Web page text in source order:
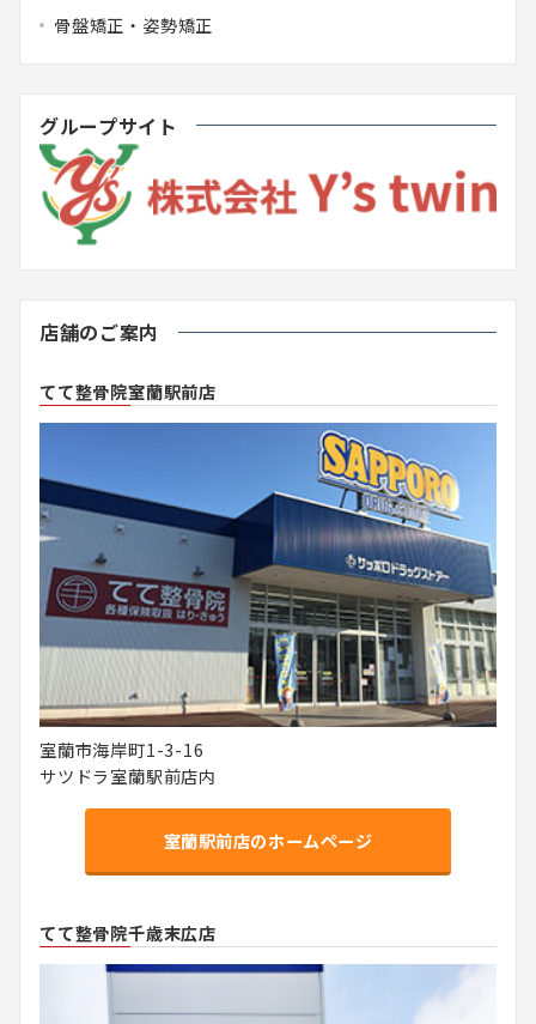
骨盤矯正・姿勢矯正
グループサイト
店舗のご案内
てて整骨院室蘭駅前店
室蘭市海岸町1-3-16
サツドラ室蘭駅前店内
室蘭駅前店のホームページ
てて整骨院千歳末広店